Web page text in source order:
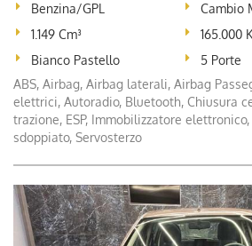
Benzina/GPL
Cambio
1.149 Cm³
165.000
Bianco Pastello
5 Porte
ABS, Airbag, Airbag laterali, Airbag
elettrici, Autoradio, Bluetooth, Chiusura
trazione, ESP, Immobilizzatore
sdoppiato, Servosterzo